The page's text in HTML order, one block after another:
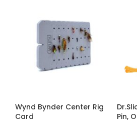
Wynd Bynder Center Rig
Card
Pin,